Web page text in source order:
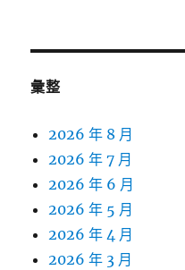
彙整
2026 年 8 月
2026 年 7 月
2026 年 6 月
2026 年 5 月
2026 年 4 月
2026 年 3 月